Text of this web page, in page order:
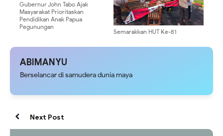
Gubernur John Tabo Ajak
Masyarakat Prioritaskan
Pendidikan Anak Papua
Pegunungan
Semarakkan HUT Ke-81
Pasang Umbul-Umbul dan
ABIMANYU
Berselancar di samudera dunia maya
Next Post